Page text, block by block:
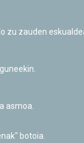
Informazio
zu zauden
asmoa.
botoia.